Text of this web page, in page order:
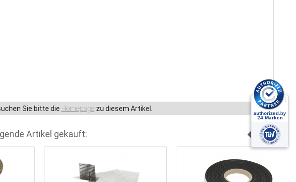
Sie bitte die Homepagezu diesem Artikel.
Artikel gekauft: